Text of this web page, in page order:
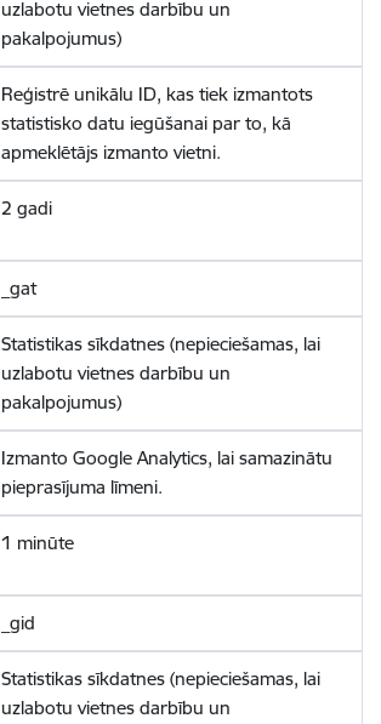
uzlabotu vietnes darbību un
pakalpojumus)
Reģistrē unikālu ID, kas tiek izmantots
statistisko datu iegūšanai par to, kā
apmeklētājs izmanto vietni.
2 gadi
_gat
Statistikas sīkdatnes (nepieciešamas, lai
uzlabotu vietnes darbību un
pakalpojumus)
Izmanto Google Analytics, lai samazinātu
pieprasījuma līmeni.
1 minūte
_gid
Statistikas sīkdatnes (nepieciešamas, lai
uzlabotu vietnes darbību un